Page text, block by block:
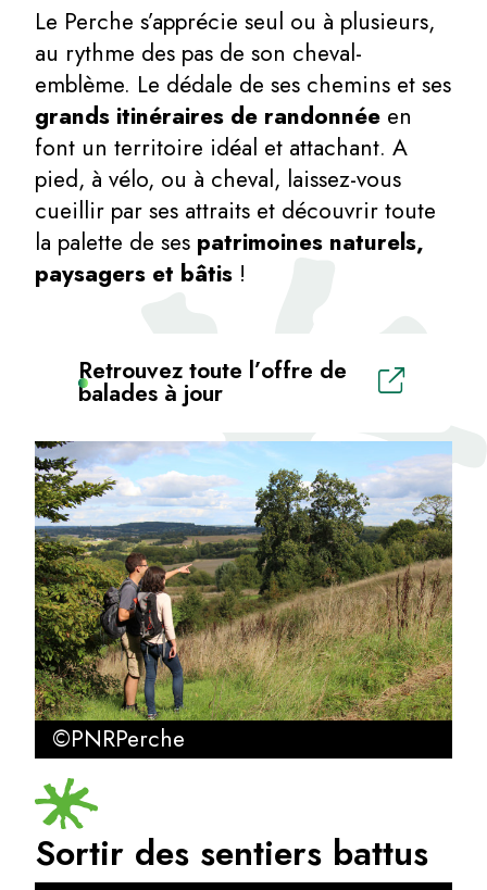
Le Perche s’apprécie seul ou à plusieurs,
au rythme des pas de son cheval-
emblème. Le dédale de ses chemins et ses
grands itinéraires de randonnée en
font un territoire idéal et attachant. A
pied, à vélo, ou à cheval, laissez-vous
cueillir par ses attraits et découvrir toute
la palette de ses patrimoines naturels,
paysagers et bâtis !
Retrouvez toute l’offre de
balades à jour
©PNRPerche
Sortir des sentiers battus